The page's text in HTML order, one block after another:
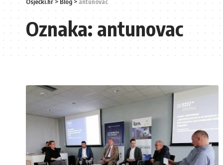
Osječki.hr > Blog >antunovac
Oznaka:antunovac